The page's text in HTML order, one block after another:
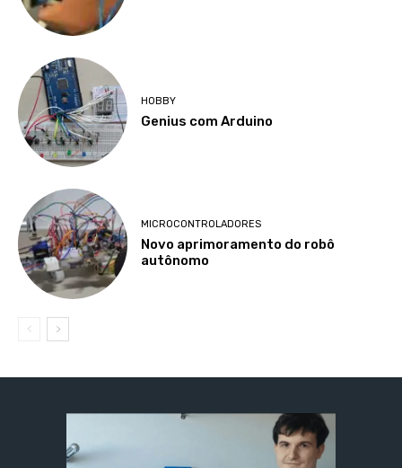
HOBBY
Genius com Arduino
MICROCONTROLADORES
Novo aprimoramento do robô
autônomo